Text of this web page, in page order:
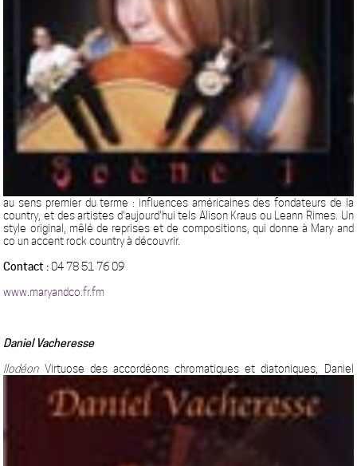
au sens premier du terme : influences américaines des fondateurs de la
country, et des artistes d'aujourd'hui tels Alison Kraus ou Leann Rimes. Un
style original, mêlé de reprises et de compositions, qui donne à Mary and
co un accent rock country à découvrir.
Contact : 04 78 51 76 09
www.maryandco.fr.fm
Daniel Vacheresse
Ilodéon Virtuose des accordéons chromatiques et diatoniques, Daniel